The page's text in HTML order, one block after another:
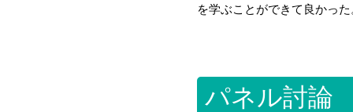
を学ぶことができて良かった
パネル討論